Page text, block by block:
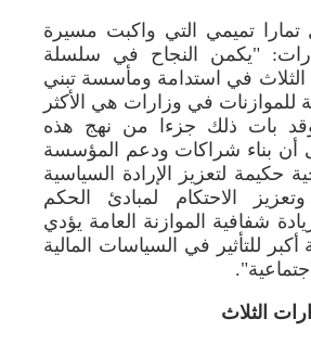
تمارا تميمي التي واكبت مسيرة
"يكمن النجاح في سلسلة
الثلاث في استدامة ومأسسة تبني
للموازنات في وزارات هي الأكثر
وقد بات ذلك جزءا من نهج هذه
أن بناء شراكات ودعم المؤسسة
حكيمة لتعزيز الإرادة السياسية
الاحتكام لمبادئ الحكم
شفافية الموازنة العامة يؤدي
للتأثير في السياسات المالية
الثلاث